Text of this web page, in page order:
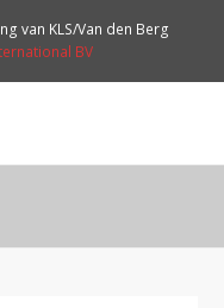
van KLS/Van den Berg
BV